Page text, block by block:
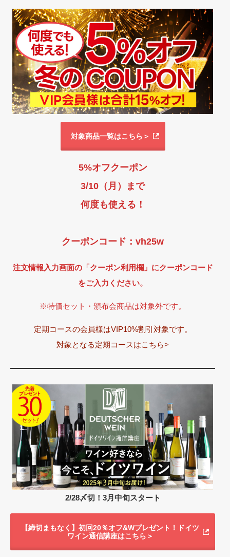
対象商品一覧はこちら＞
5%オフクーポン
3/10（月）まで
何度も使える！
クーポンコード：vh25w
注文情報入力画面の「クーポン利用欄」にクーポンコード
をご入力ください。
※特価セット・頒布会商品は対象外です。
定期コースの会員様はVIP10%割引対象です。
対象となる定期コースはこちら>
2/28〆切！3月中旬スタート
【締切まもなく】初回20％オフ&Wプレゼント！ドイツ
ワイン通信講座はこちら＞